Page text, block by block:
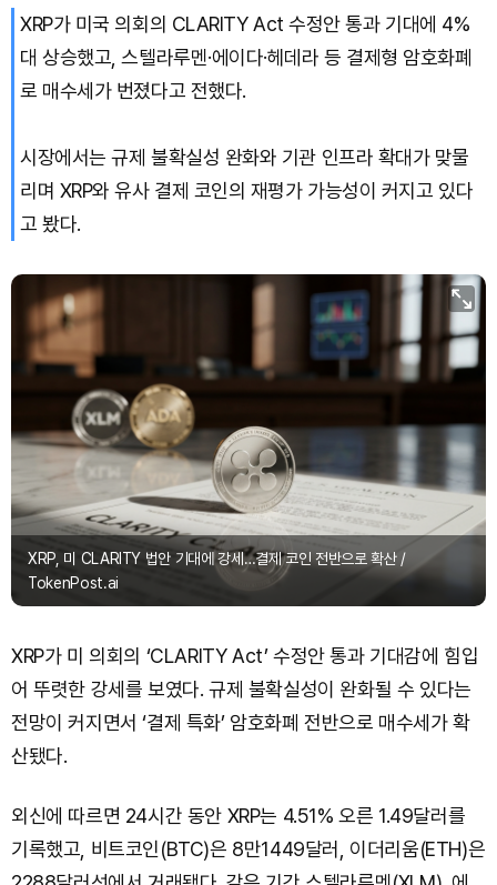
Bitcoin (BTC) ₩ 92,489,383(+0.45%)
XRP가 미국 의회의 CLARITY Act 수정안 통과 기대에 4%
대 상승했고, 스텔라루멘·에이다·헤데라 등 결제형 암호화폐
로 매수세가 번졌다고 전했다.
시장에서는 규제 불확실성 완화와 기관 인프라 확대가 맞물
리며 XRP와 유사 결제 코인의 재평가 가능성이 커지고 있다
고 봤다.
XRP, 미 CLARITY 법안 기대에 강세…결제 코인 전반으로 확산 /
TokenPost.ai
XRP가 미 의회의 ‘CLARITY Act’ 수정안 통과 기대감에 힘입
어 뚜렷한 강세를 보였다. 규제 불확실성이 완화될 수 있다는
전망이 커지면서 ‘결제 특화’ 암호화폐 전반으로 매수세가 확
산됐다.
외신에 따르면 24시간 동안 XRP는 4.51% 오른 1.49달러를
기록했고, 비트코인(BTC)은 8만1449달러, 이더리움(ETH)은